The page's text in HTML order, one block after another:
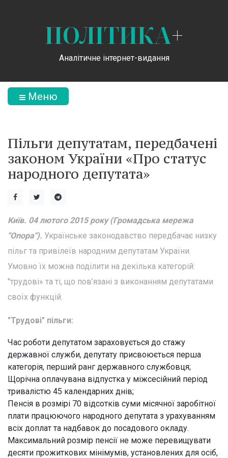
ПОЛІТИКА+
Аналітичне інтернет-видання
Меню
Пільги депутатам, передбачені
законом України «Про статус
народного депутата»
Київ. 04 лютого 2015 року (Громадська мережа
"Опора"). Українське законодавство передбачає низку
пільг та привілеїв народним депутатам України.
Умовно їх можна поділити на декілька категорій:
"трудові» та ті, що пов’язані з виконанням депутатами
своїх функцій.
"Трудові" пільги:
Час роботи депутатом зараховується до стажу
державної служби, депутату присвоюється перша
категорія, перший ранг державного службовця;
Щорічна оплачувана відпустка у міжсесійний період
тривалістю 45 календарних днів;
Пенсія в розмірі 70 відсотків суми місячної заробітної
плати працюючого народного депутата з урахуванням
всіх доплат та надбавок до посадового окладу.
Максимальний розмір пенсії не може перевищувати
десяти прожиткових мінімумів, установлених для осіб,